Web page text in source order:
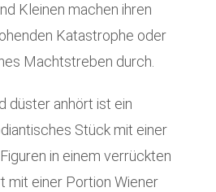
Kleinen machen ihren
Katastrophe oder
Machtstreben durch.
düster anhört ist ein
Stück mit einer
in einem verrückten
mit einer Portion Wiener